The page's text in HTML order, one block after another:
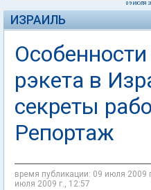
09 ИЮЛЯ
ИЗРАИЛЬ
Особенности
рэкета в
секреты
Репортаж
время публикации: 09 июля 2009
июля 2009 г., 12:57